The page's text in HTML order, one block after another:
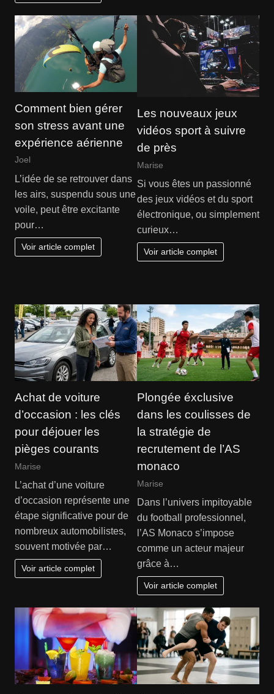
Comment bien gérer
son stress avant une
expérience aérienne
Joel
L’idée de se retrouver dans
les airs, suspendu sous une
voile, peut être excitante
pour…
Voir article complet
Les nouveaux jeux
vidéos sport à suivre
de près
Marise
Si vous êtes un passionné
des jeux vidéos et du sport
électronique, ou simplement
curieux…
Voir article complet
Achat de voiture
d’occasion : les clés
pour déjouer les
pièges courants
Marise
L’achat d’une voiture
d’occasion représente une
étape significative pour de
nombreux automobilistes,
souvent motivée par…
Voir article complet
Plongée éxclusive
dans les coulisses de
la stratégie de
recrutement de l’AS
monaco
Marise
Dans l’univers impitoyable
du football professionnel,
l’AS Monaco s’impose
comme un acteur majeur
grâce à…
Voir article complet